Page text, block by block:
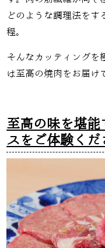
どのような調理法をす
程。
そんなカッティングを
は至高の焼肉をお届け
至高の味を堪
スをご体験くだ